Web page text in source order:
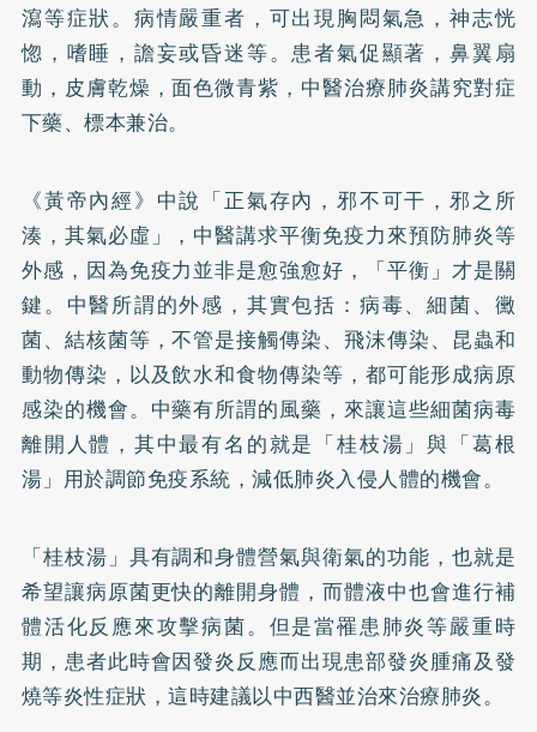
瀉等症狀。病情嚴重者，可出現胸悶氣急，神志恍
惚，嗜睡，譫妄或昏迷等。患者氣促顯著，鼻翼扇
動，皮膚乾燥，面色微青紫，中醫治療肺炎講究對症
下藥、標本兼治。
《黃帝內經》中說「正氣存內，邪不可干，邪之所
湊，其氣必虛」，中醫講求平衡免疫力來預防肺炎等
外感，因為免疫力並非是愈強愈好，「平衡」才是關
鍵。中醫所謂的外感，其實包括：病毒、細菌、黴
菌、結核菌等，不管是接觸傳染、飛沫傳染、昆蟲和
動物傳染，以及飲水和食物傳染等，都可能形成病原
感染的機會。中藥有所謂的風藥，來讓這些細菌病毒
離開人體，其中最有名的就是「桂枝湯」與「葛根
湯」用於調節免疫系統，減低肺炎入侵人體的機會。
「桂枝湯」具有調和身體營氣與衛氣的功能，也就是
希望讓病原菌更快的離開身體，而體液中也會進行補
體活化反應來攻擊病菌。但是當罹患肺炎等嚴重時
期，患者此時會因發炎反應而出現患部發炎腫痛及發
燒等炎性症狀，這時建議以中西醫並治來治療肺炎。